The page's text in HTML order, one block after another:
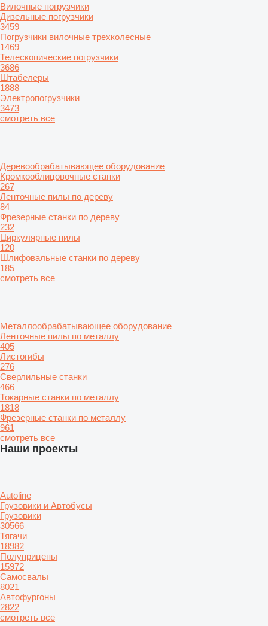
Вилочные погрузчики
Дизельные погрузчики
3459
Погрузчики вилочные трехколесные
1469
Телескопические погрузчики
3686
Штабелеры
1888
Электропогрузчики
3473
смотреть все
Деревообрабатывающее оборудование
Кромкооблицовочные станки
267
Ленточные пилы по дереву
84
Фрезерные станки по дереву
232
Циркулярные пилы
120
Шлифовальные станки по дереву
185
смотреть все
Металлообрабатывающее оборудование
Ленточные пилы по металлу
405
Листогибы
276
Сверлильные станки
466
Токарные станки по металлу
1818
Фрезерные станки по металлу
961
смотреть все
Наши проекты
Autoline
Грузовики и Автобусы
Грузовики
30566
Тягачи
18982
Полуприцепы
15972
Самосвалы
8021
Автофургоны
2822
смотреть все